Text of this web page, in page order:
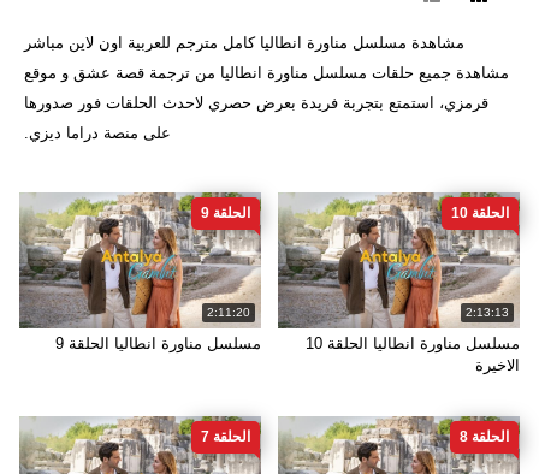
مشاهدة مسلسل مناورة انطاليا كامل مترجم للعربية اون لاين مباشر
مشاهدة جميع حلقات مسلسل مناورة انطاليا من ترجمة قصة عشق و موقع
قرمزي، استمتع بتجربة فريدة بعرض حصري لاحدث الحلقات فور صدورها
على منصة دراما ديزي.
2:13:13
الحلقة 10
مسلسل مناورة انطاليا الحلقة 10
الاخيرة
2:11:20
الحلقة 9
مسلسل مناورة انطاليا الحلقة 9
الحلقة 8 الحلقة 7